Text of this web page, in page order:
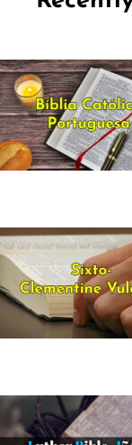
July
July